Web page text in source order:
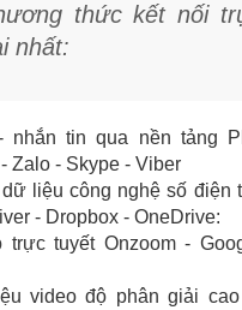
thức kết nối
nhất:
nhắn tin qua nền tảng
Zalo - Skype - Viber
liệu công nghệ số điện
- Dropbox - OneDrive:
trực tuyết Onzoom -
video độ phân giải cao